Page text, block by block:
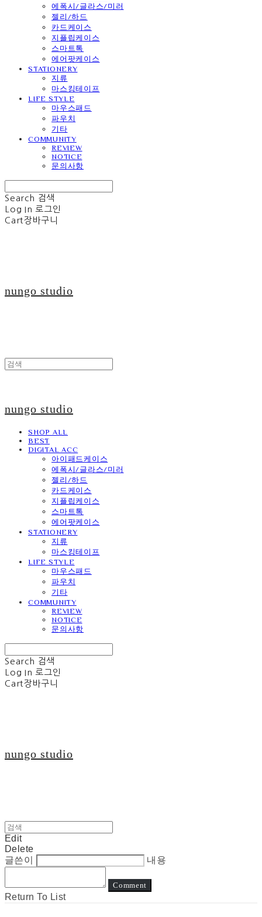
에폭시/글라스/미러
젤리/하드
카드케이스
지플립케이스
스마트톡
에어팟케이스
STATIONERY
지류
마스킹테이프
LIFE STYLE
마우스패드
파우치
기타
COMMUNITY
REVIEW
NOTICE
문의사항
Search 검색
Log In 로그인
Cart장바구니
nungo studio
nungo studio
SHOP ALL
BEST
DIGITAL ACC
아이패드케이스
에폭시/글라스/미러
젤리/하드
카드케이스
지플립케이스
스마트톡
에어팟케이스
STATIONERY
지류
마스킹테이프
LIFE STYLE
마우스패드
파우치
기타
COMMUNITY
REVIEW
NOTICE
문의사항
Search 검색
Log In 로그인
Cart장바구니
nungo studio
Edit
Delete
글쓴이
내용
Comment
Return To List